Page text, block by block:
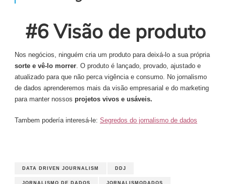
#6 Visão de produto
Nos negócios, ninguém cria um produto para deixá-lo a sua própria
sorte e vê-lo morrer. O produto é lançado, provado, ajustado e
atualizado para que não perca vigência e consumo. No jornalismo
de dados aprenderemos mais da visão empresarial e do marketing
para manter nossos projetos vivos e usáveis.
Tambem podería interesá-le: Segredos do jornalismo de dados
DATA DRIVEN JOURNALISM DDJ